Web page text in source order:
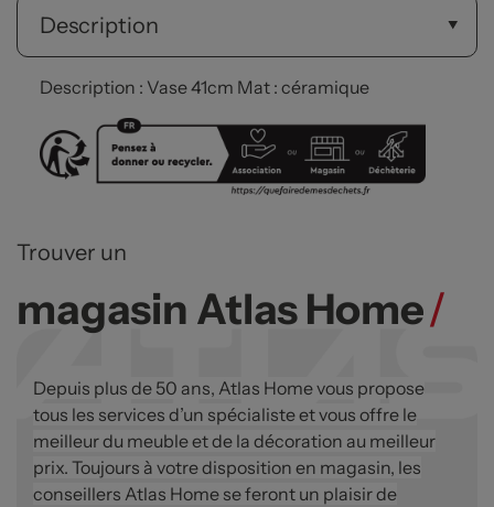
Description
Description : Vase 41cm Mat : céramique
Trouver un
magasin Atlas Home/
Depuis plus de 50 ans, Atlas Home vous propose
tous les services d’un spécialiste et vous offre le
meilleur du meuble et de la décoration au meilleur
prix. Toujours à votre disposition en magasin, les
conseillers Atlas Home se feront un plaisir de